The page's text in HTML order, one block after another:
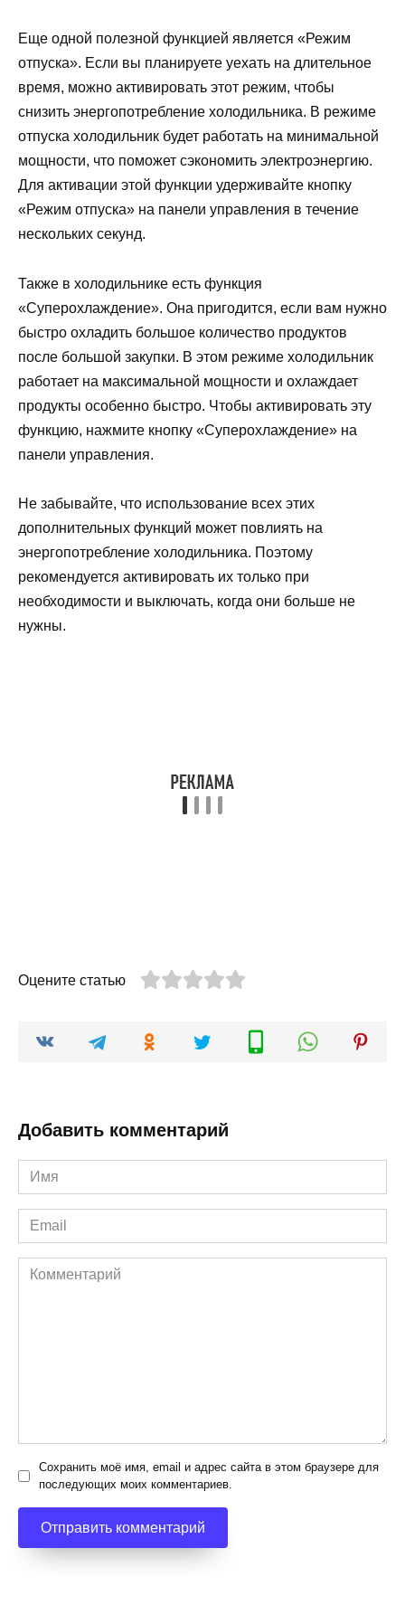
Еще одной полезной функцией является «Режим
отпуска». Если вы планируете уехать на длительное
время, можно активировать этот режим, чтобы
снизить энергопотребление холодильника. В режиме
отпуска холодильник будет работать на минимальной
мощности, что поможет сэкономить электроэнергию.
Для активации этой функции удерживайте кнопку
«Режим отпуска» на панели управления в течение
нескольких секунд.
Также в холодильнике есть функция
«Суперохлаждение». Она пригодится, если вам нужно
быстро охладить большое количество продуктов
после большой закупки. В этом режиме холодильник
работает на максимальной мощности и охлаждает
продукты особенно быстро. Чтобы активировать эту
функцию, нажмите кнопку «Суперохлаждение» на
панели управления.
Не забывайте, что использование всех этих
дополнительных функций может повлиять на
энергопотребление холодильника. Поэтому
рекомендуется активировать их только при
необходимости и выключать, когда они больше не
нужны.
Оцените статью
Добавить комментарий
Имя
*
Email
*
Комментарий
Сохранить моё имя, email и адрес сайта в этом браузере для
последующих моих комментариев.